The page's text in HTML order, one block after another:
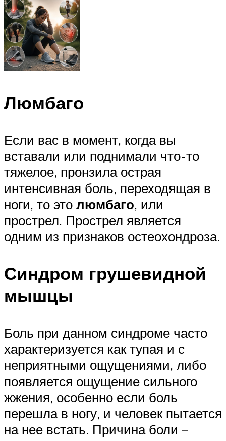
Люмбаго
Если вас в момент, когда вы
вставали или поднимали что-то
тяжелое, пронзила острая
интенсивная боль, переходящая в
ноги, то это люмбаго, или
прострел. Прострел является
одним из признаков остеохондроза.
Синдром грушевидной
мышцы
Боль при данном синдроме часто
характеризуется как тупая и с
неприятными ощущениями, либо
появляется ощущение сильного
жжения, особенно если боль
перешла в ногу, и человек пытается
на нее встать. Причина боли –